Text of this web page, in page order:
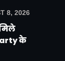
8, 2026
के